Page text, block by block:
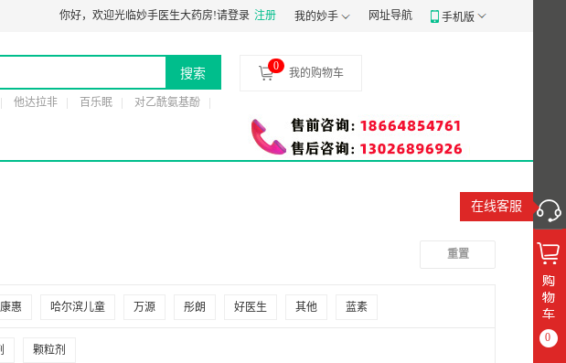
第二类医疗器械经营备案凭证：粤穗食药监械经营备20191807号 食品经营许可证：JY14401030058197
你好， 欢迎光临妙手医生大药房!请登录 注册 我的妙手 网址导航 手机版
搜索
他达拉非 百乐眠
对乙酰氨基酚
在线客服
0
0
我的购物车
重置
康惠 哈尔滨儿童 万源 彤朗 好医生 其他 蓝素
颗粒剂